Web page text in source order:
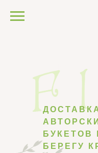
БЕРЕГУ